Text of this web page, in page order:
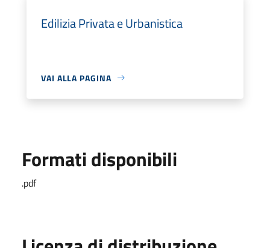
Edilizia Privata e Urbanistica
VAI ALLA PAGINA
Formati disponibili
.pdf